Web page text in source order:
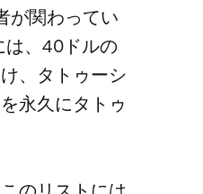
が関わってい
は、40ドルの
、タトゥーシ
永久にタトゥ